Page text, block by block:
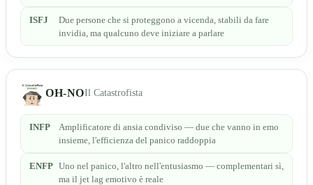
ISFJ
Due persone che si proteggono a vicenda, stabili da fare
invidia, ma qualcuno deve iniziare a parlare
OH-NOIl Catastrofista
INFP
Amplificatore di ansia condiviso — due che vanno in emo
insieme, l'efficienza del panico raddoppia
ENFP Uno nel panico, l'altro nell'entusiasmo — complementari sì,
ma il jet lag emotivo è reale